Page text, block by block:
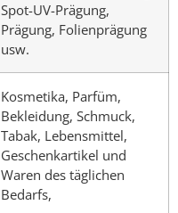
Spot-UV-Prägung,
Prägung, Folienprägung
usw.
Kosmetika, Parfüm,
Bekleidung, Schmuck,
Tabak, Lebensmittel,
Geschenkartikel und
Waren des täglichen
Bedarfs,